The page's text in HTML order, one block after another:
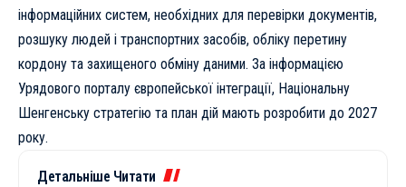
інформаційних систем, необхідних для перевірки документів,
розшуку людей і транспортних засобів, обліку перетину
кордону та захищеного обміну даними. За інформацією
Урядового порталу європейської інтеграції, Національну
Шенгенську стратегію та план дій мають розробити до 2027
року.
Детальніше Читати